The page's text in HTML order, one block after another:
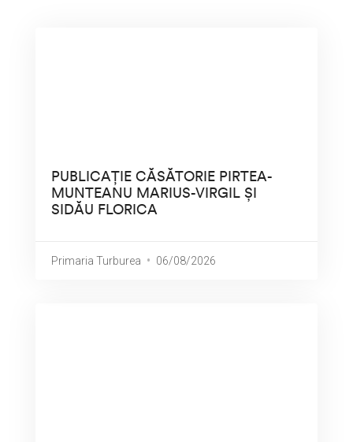
PUBLICAȚIE CĂSĂTORIE PIRTEA-
MUNTEANU MARIUS-VIRGIL ȘI
SIDĂU FLORICA
Primaria Turburea 06/08/2026